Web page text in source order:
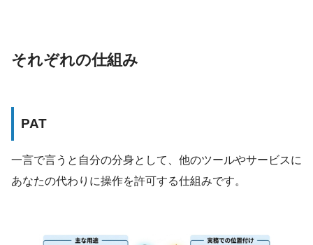
それぞれの仕組み
PAT
一言で言うと自分の分身として、他のツールやサービスに
あなたの代わりに操作を許可する仕組みです。